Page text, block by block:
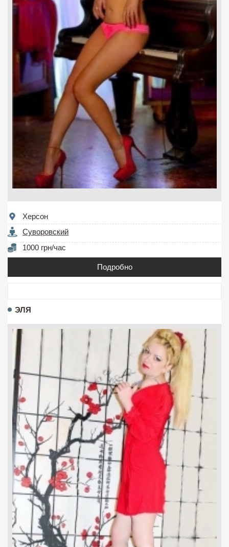
Херсон
Суворовский
1000 грн/час
Подробно
ЭЛЯ